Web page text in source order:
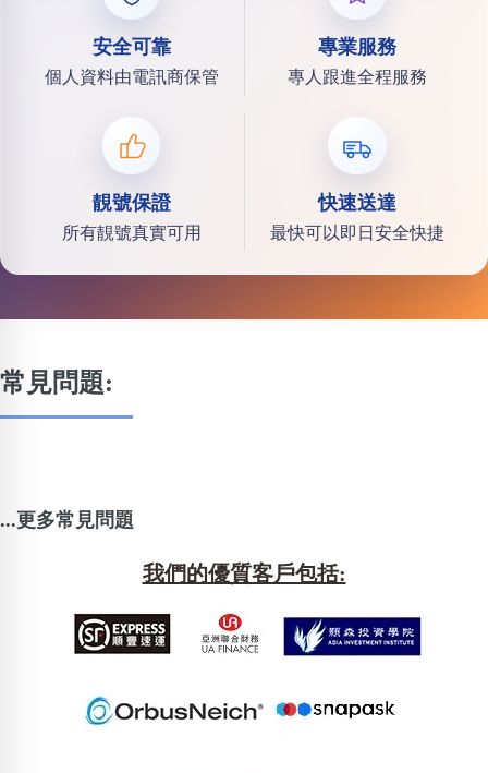
安全可靠
個人資料由電訊商保管
專業服務
專人跟進全程服務
靚號保證
所有靚號真實可用
快速送達
最快可以即日安全快捷
常見問題:
...更多常見問題
我們的優質客戶包括: